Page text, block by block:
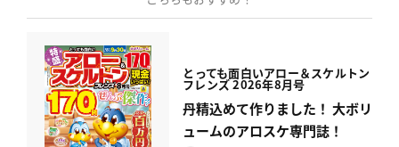
とっても面白いアロー＆スケルトン
フレンズ 2026年8月号
丹精込めて作りました！ 大ボリ
ュームのアロスケ専門誌！